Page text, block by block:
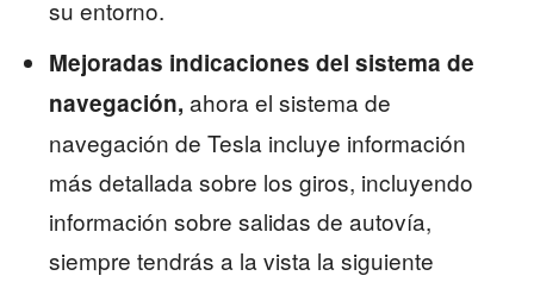
su entorno.
Mejoradas indicaciones del sistema de
navegación, ahora el sistema de
navegación de Tesla incluye información
más detallada sobre los giros, incluyendo
información sobre salidas de autovía,
siempre tendrás a la vista la siguiente